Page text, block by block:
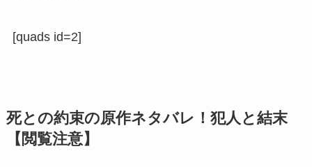
[quads id=2]
死との約束の原作ネタバレ！犯人と結末
【閲覧注意】